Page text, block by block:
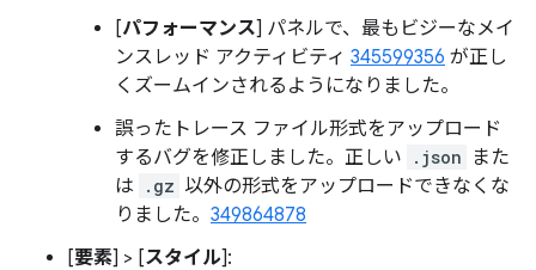
[パフォーマンス] パネルで、最もビジーなメイ
ンスレッド アクティビティ 345599356 が正し
くズームインされるようになりました。
誤ったトレース ファイル形式をアップロード
するバグを修正しました。正しい
.json
また
は
.gz 以外の形式をアップロードできなくな
りました。 349864878
[要素] > [スタイル]: